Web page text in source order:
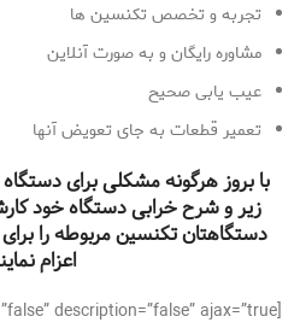
تجربه و تخصص تکنسین ها
مشاوره رایگان و به صورت آنلاین
عیب یابی صحیح
تعمیر قطعات به جای تعویض آنها
با بروز هرگونه مشکلی برای
زیر و شرح خرابی دستگاه خود
دستگاهتان تکنسین مربوطه را
اعزام
[gravityform id=”5″ title=”false” description=”false” ajax=”true”]